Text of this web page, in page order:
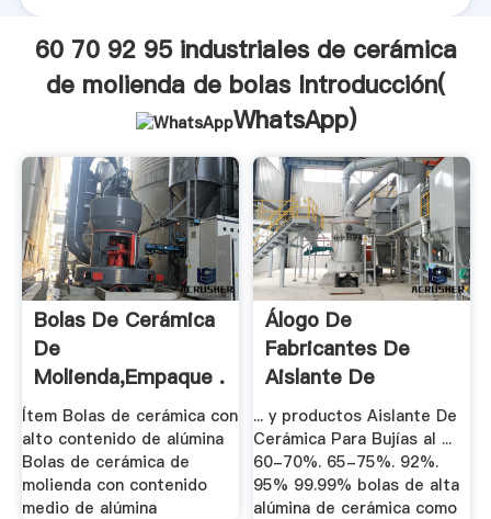
60 70 92 95 industriales de cerámica
de molienda de bolas Introducción(
WhatsApp)
Bolas De Cerámica
De
Molienda,Empaque .
Ítem Bolas de cerámica con
alto contenido de alúmina
Bolas de cerámica de
molienda con contenido
medio de alúmina
Álogo De
Fabricantes De
Aislante De
Cerámica .
... y productos Aislante De
Cerámica Para Bujías al ...
60-70%. 65-75%. 92%.
95% 99.99% bolas de alta
alúmina de cerámica como